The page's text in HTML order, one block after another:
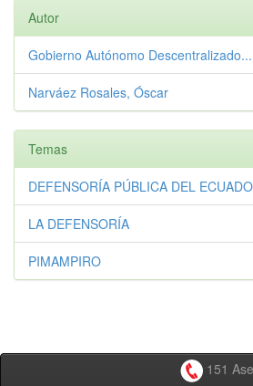
Autor
Gobierno Autónomo Descentralizado...
Narváez Rosales, Óscar
Temas
DEFENSORÍA PÚBLICA DEL
LA DEFENSORÍA
PIMAMPIRO
151